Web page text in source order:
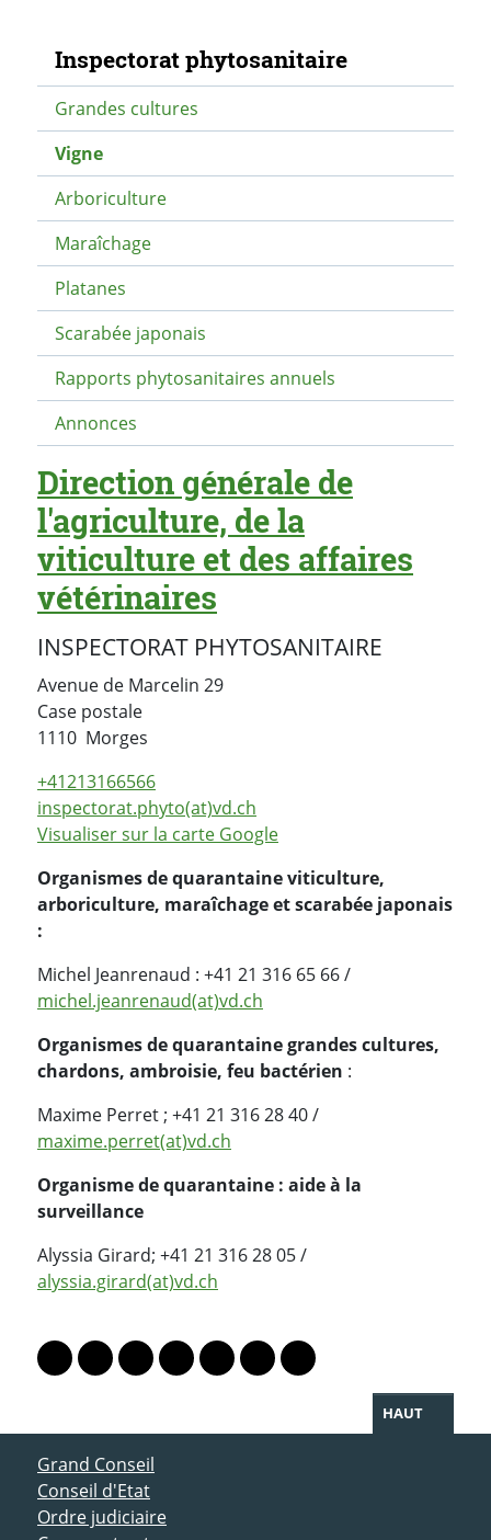
Navigation secondaire
Inspectorat phytosanitaire
Grandes cultures
Vigne
Arboriculture
Maraîchage
Platanes
Scarabée japonais
Rapports phytosanitaires annuels
Annonces
Direction générale de
l'agriculture, de la
viticulture et des affaires
vétérinaires
INSPECTORAT PHYTOSANITAIRE
Avenue de Marcelin 29
Case postale
1110 Morges
+41213166566
inspectorat.phyto(at)vd.ch
Visualiser sur la carte Google
Organismes de quarantaine viticulture,
arboriculture, maraîchage et scarabée japonais
:
Michel Jeanrenaud : +41 21 316 65 66 /
michel.jeanrenaud(at)vd.ch
Organismes de quarantaine grandes cultures,
chardons, ambroisie, feu bactérien :
Maxime Perret ; +41 21 316 28 40 /
maxime.perret(at)vd.ch
Organisme de quarantaine : aide à la
surveillance
Alyssia Girard; +41 21 316 28 05 /
alyssia.girard(at)vd.ch
Lien vers le profil Mastodon
Lien vers le profil Bluesky
Lien vers le profil Instagram
Lien vers le profil Linkedin
Lien vers le profil Facebook
Lien vers le profil Twitter
Partager par WhatsApp
HAUT
ACCÈS DIRECT
Grand Conseil
Conseil d'Etat
Ordre judiciaire